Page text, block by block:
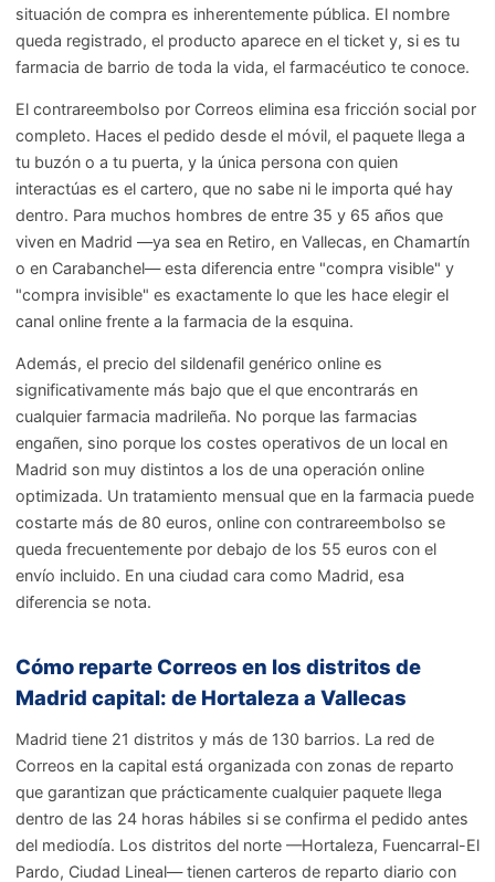
situación de compra es inherentemente pública. El nombre
queda registrado, el producto aparece en el ticket y, si es tu
farmacia de barrio de toda la vida, el farmacéutico te conoce.
El contrareembolso por Correos elimina esa fricción social por
completo. Haces el pedido desde el móvil, el paquete llega a
tu buzón o a tu puerta, y la única persona con quien
interactúas es el cartero, que no sabe ni le importa qué hay
dentro. Para muchos hombres de entre 35 y 65 años que
viven en Madrid —ya sea en Retiro, en Vallecas, en Chamartín
o en Carabanchel— esta diferencia entre "compra visible" y
"compra invisible" es exactamente lo que les hace elegir el
canal online frente a la farmacia de la esquina.
Además, el precio del sildenafil genérico online es
significativamente más bajo que el que encontrarás en
cualquier farmacia madrileña. No porque las farmacias
engañen, sino porque los costes operativos de un local en
Madrid son muy distintos a los de una operación online
optimizada. Un tratamiento mensual que en la farmacia puede
costarte más de 80 euros, online con contrareembolso se
queda frecuentemente por debajo de los 55 euros con el
envío incluido. En una ciudad cara como Madrid, esa
diferencia se nota.
Cómo reparte Correos en los distritos de
Madrid capital: de Hortaleza a Vallecas
Madrid tiene 21 distritos y más de 130 barrios. La red de
Correos en la capital está organizada con zonas de reparto
que garantizan que prácticamente cualquier paquete llega
dentro de las 24 horas hábiles si se confirma el pedido antes
del mediodía. Los distritos del norte —Hortaleza, Fuencarral-El
Pardo, Ciudad Lineal— tienen carteros de reparto diario con